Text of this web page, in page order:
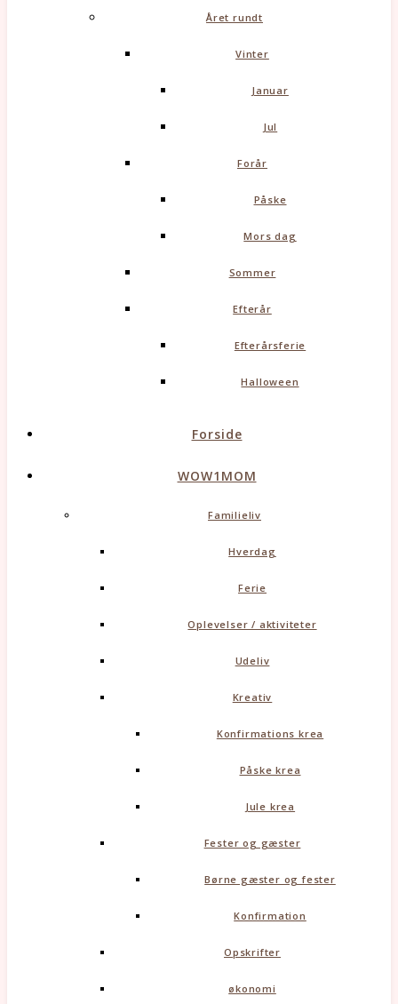
Året rundt
Vinter
Januar
Jul
Forår
Påske
Mors dag
Sommer
Efterår
Efterårsferie
Halloween
Forside
WOW1MOM
Familieliv
Hverdag
Ferie
Oplevelser / aktiviteter
Udeliv
Kreativ
Konfirmations krea
Påske krea
Jule krea
Fester og gæster
Børne gæster og fester
Konfirmation
Opskrifter
økonomi